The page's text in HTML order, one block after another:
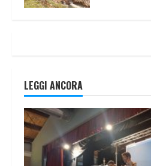
LEGGI ANCORA